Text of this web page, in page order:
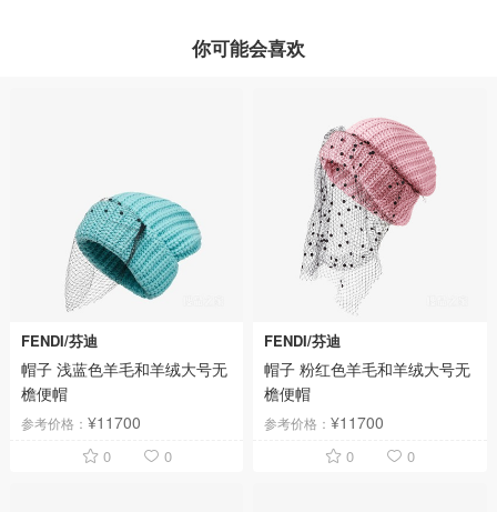
你可能会喜欢
FENDI/芬迪
帽子 浅蓝色羊毛和羊绒大号无
檐便帽
参考价格： ¥11700
0 0
FENDI/芬迪
帽子 粉红色羊毛和羊绒大号无
檐便帽
参考价格：¥11700
0 0